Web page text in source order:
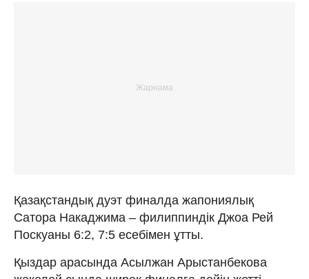
Қазақстандық дуэт финалда жапониялық
Сатора Накаджима – филиппиндік Джоа Рей
Поскуаны 6:2, 7:5 есебімен ұтты.
Қыздар арасында Асылжан Арыстанбекова